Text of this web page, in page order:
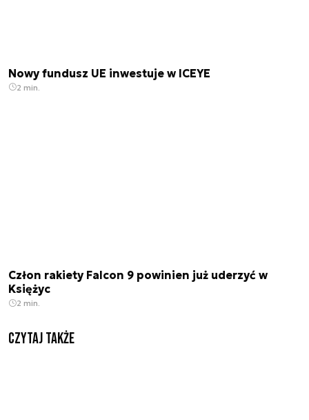
Nowy fundusz UE inwestuje w ICEYE
2 min.
Człon rakiety Falcon 9 powinien już uderzyć w
Księżyc
2 min.
Czytaj także